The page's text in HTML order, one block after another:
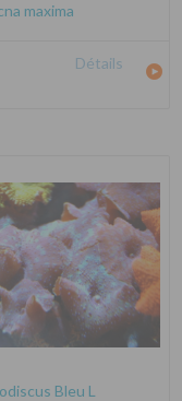
maxima
Détails
Bleu L